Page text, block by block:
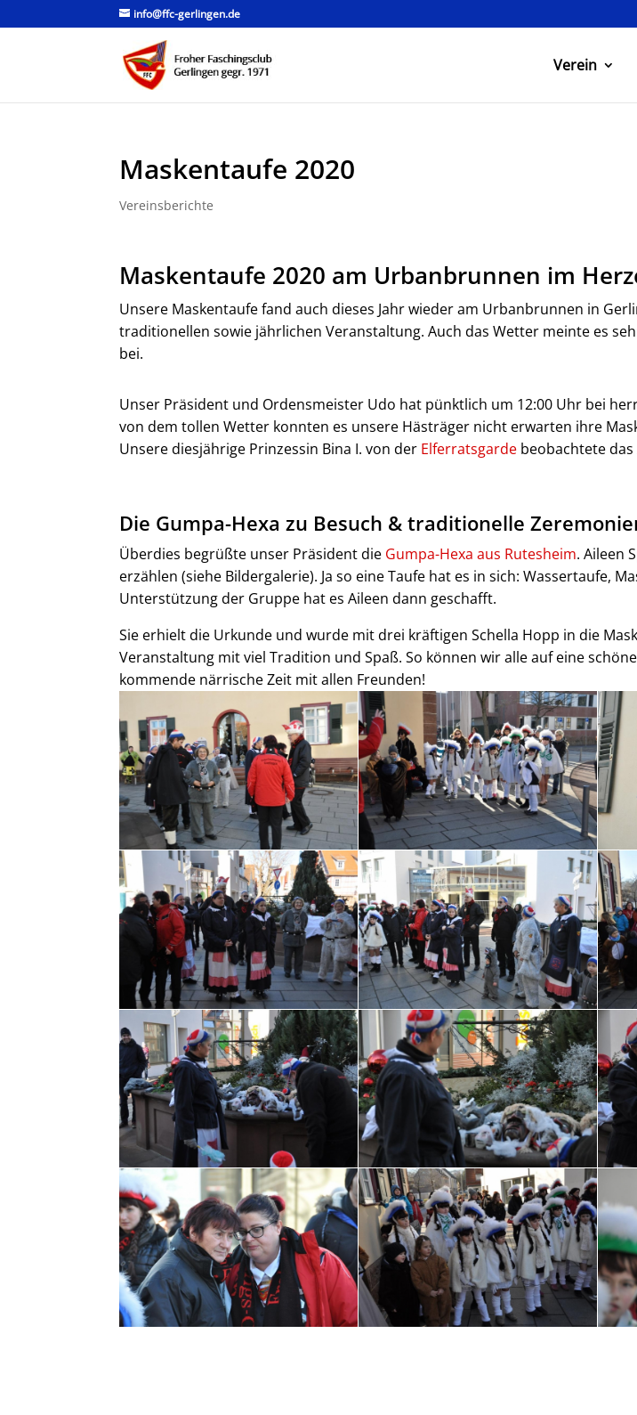
info@ffc-gerlingen.de
Verein
Maskentaufe 2020
Vereinsberichte
Maskentaufe 2020 am Urbanbrunnen im
Unsere Maskentaufe fand auch dieses Jahr wieder am Urbanbrunnen in
traditionellen sowie jährlichen Veranstaltung. Auch das Wetter meinte es
bei.
Unser Präsident und Ordensmeister Udo hat pünktlich um 12:00 Uhr bei
von dem tollen Wetter konnten es unsere Hästräger nicht erwarten ihre
Unsere diesjährige Prinzessin Bina I. von der Elferratsgarde beobachtete
Die Gumpa-Hexa zu Besuch & traditionelle
Überdies begrüßte unser Präsident die Gumpa-Hexa aus Rutesheim. Aileen
erzählen (siehe Bildergalerie). Ja so eine Taufe hat es in sich: Wassertaufe,
Unterstützung der Gruppe hat es Aileen dann geschafft.
Sie erhielt die Urkunde und wurde mit drei kräftigen Schella Hopp in die
Veranstaltung mit viel Tradition und Spaß. So können wir alle auf eine
kommende närrische Zeit mit allen Freunden!